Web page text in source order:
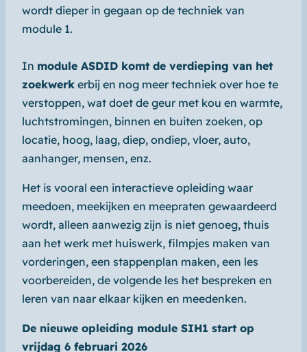
wordt dieper in gegaan op de techniek van
module 1.
In module ASDID komt de verdieping van het
zoekwerk erbij en nog meer techniek over hoe te
verstoppen, wat doet de geur met kou en warmte,
luchtstromingen, binnen en buiten zoeken, op
locatie, hoog, laag, diep, ondiep, vloer, auto,
aanhanger, mensen, enz.
Het is vooral een interactieve opleiding waar
meedoen, meekijken en meepraten gewaardeerd
wordt, alleen aanwezig zijn is niet genoeg, thuis
aan het werk met huiswerk, filmpjes maken van
vorderingen, een stappenplan maken, een les
voorbereiden, de volgende les het bespreken en
leren van naar elkaar kijken en meedenken.
De nieuwe opleiding module SIH1 start op
vrijdag 6 februari 2026